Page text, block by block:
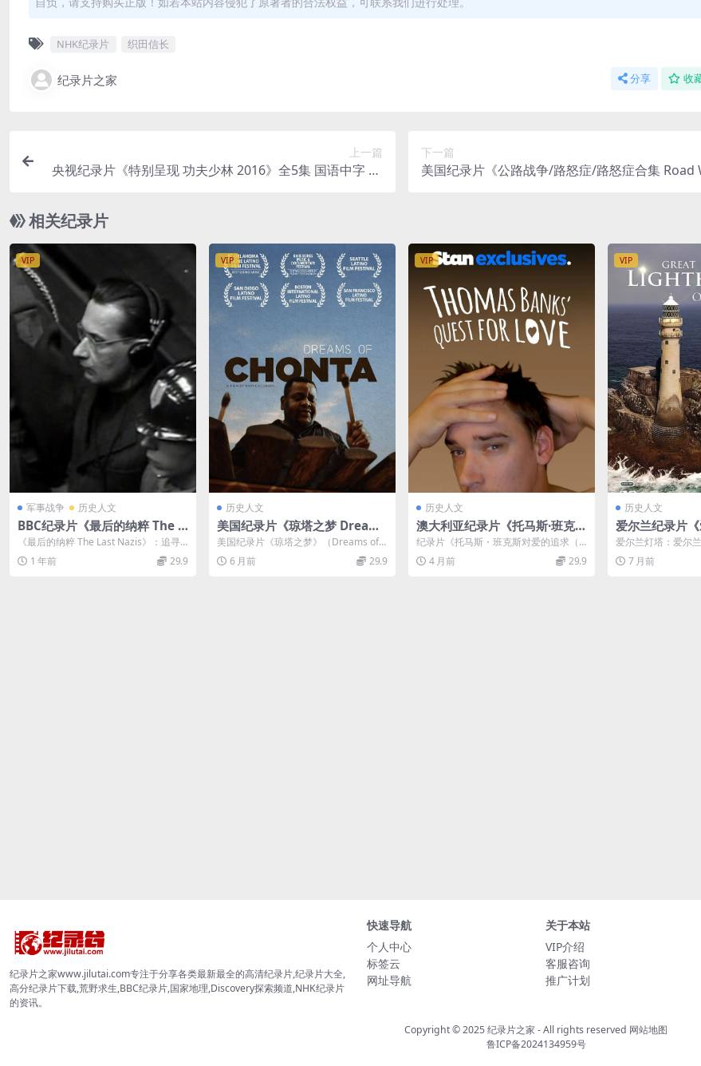
NHK纪录片 织田信长
纪录片之家 分享 收
上一篇
央视纪录片《特别呈现 功夫少林 2016》全5集 国语中字 10
下一篇
美国纪录片《公路战争/路怒症/路怒症合集 Road
相关纪录片
VIP
军事战争 历史人文
BBC纪录片《最后的纳粹 The L
ast Nazis》全3集 英语双字 M
KV高清 纳粹纪录片下载
《最后的纳粹 The Last Nazis》：追寻
历史正义的最后机会 BBC纪录...
1 年前 29.9
VIP
历史人文
美国纪录片《琼塔之梦 Dreams
of Chonta 2019》英语中英双
字 官方纯净版 1080P/MKV/3.5
G 音乐的力量
美国纪录片《琼塔之梦》（Dreams of C
honta 2019） 这部记录移...
6 月前 29.9
VIP
历史人文
澳大利亚纪录片《托马斯·班克斯
对爱的追求 Thomas Banks’ Q
uest for Love 2019》英语中
英双字 官方纯净版 1080P/MK
纪录片《托马斯・班克斯对爱的追求（T
homas Banks’ Que...
4 月前 29.9
VIP
历史人文
爱尔兰纪录片
塔 Great
and 2018》全
字 无水印纯净
爱尔兰灯塔：爱尔
伟大灯塔Great
7 月前
纪录片之家www.jilutai.com专注于分享各类最新最全的高清纪录片,纪录片大全,
高分纪录片下载,荒野求生,BBC纪录片,国家地理,Discovery探索频道,NHK纪录片
的资讯。
快速导航
个人中心
标签云
网址导航
关于本站
VIP介绍
客服咨询
推广计划
Copyright © 2025纪录片之家 - All rights reserved 网站地图
鲁ICP备2024134959号